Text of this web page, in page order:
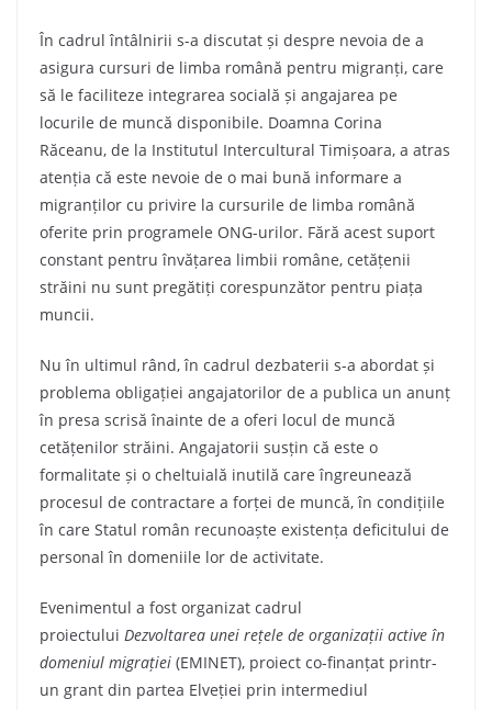
În cadrul întâlnirii s-a discutat și despre nevoia de a
asigura cursuri de limba română pentru migranți, care
să le faciliteze integrarea socială și angajarea pe
locurile de muncă disponibile. Doamna Corina
Răceanu, de la Institutul Intercultural Timișoara, a atras
atenția că este nevoie de o mai bună informare a
migranților cu privire la cursurile de limba română
oferite prin programele ONG-urilor. Fără acest suport
constant pentru învățarea limbii române, cetățenii
străini nu sunt pregătiți corespunzător pentru piața
muncii.
Nu în ultimul rând, în cadrul dezbaterii s-a abordat și
problema obligației angajatorilor de a publica un anunț
în presa scrisă înainte de a oferi locul de muncă
cetățenilor străini. Angajatorii susțin că este o
formalitate și o cheltuială inutilă care îngreunează
procesul de contractare a forței de muncă, în condițiile
în care Statul român recunoaște existența deficitului de
personal în domeniile lor de activitate.
Evenimentul a fost organizat cadrul
proiectului Dezvoltarea unei rețele de organizații active în
domeniul migrației (EMINET), proiect co-finanțat printr-
un grant din partea Elveției prin intermediul